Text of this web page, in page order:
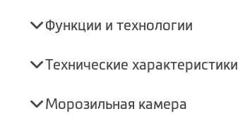
Функции и технологии
Технические характеристики
Морозильная камера